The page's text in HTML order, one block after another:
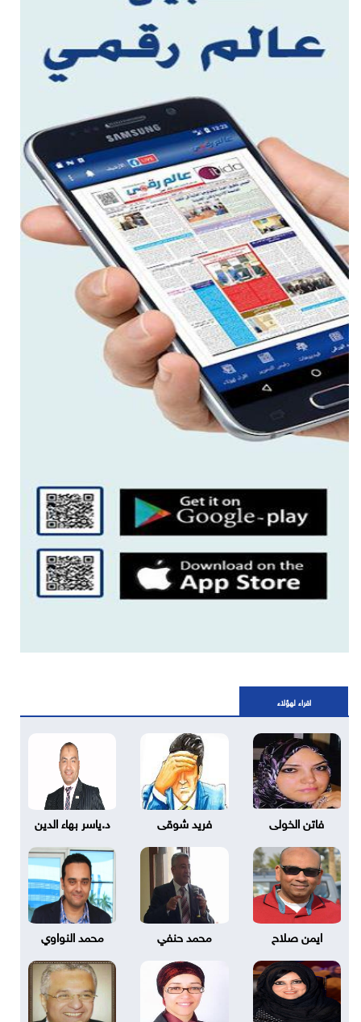
اقراء لهؤلاء
فاتن الخولى فريد شوقى د.ياسر بهاء الدين
ايمن صلاح محمد حنفي محمد النواوي